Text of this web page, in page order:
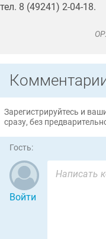
тел. 8 (49241) 2-04-18.
Зарегистрируйтесь и
сразу, без
Гость:
Войти